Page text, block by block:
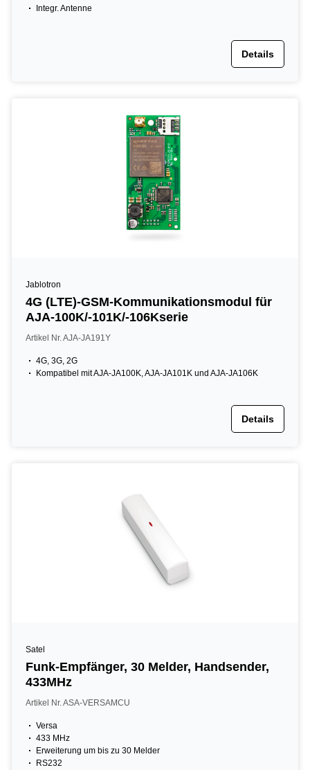
Integr. Antenne
Details
Jablotron
4G (LTE)-GSM-Kommunikationsmodul für
AJA-100K/-101K/-106Kserie
Artikel Nr. AJA-JA191Y
4G, 3G, 2G
Kompatibel mit AJA-JA100K, AJA-JA101K und AJA-JA106K
Details
Satel
Funk-Empfänger, 30 Melder, Handsender,
433MHz
Artikel Nr. ASA-VERSAMCU
Versa
433 MHz
Erweiterung um bis zu 30 Melder
RS232